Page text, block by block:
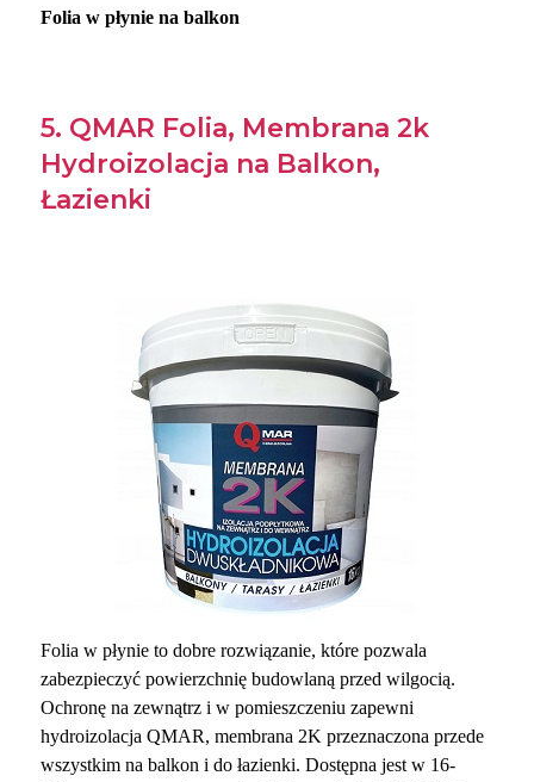
Folia w płynie na balkon
5. QMAR Folia, Membrana 2k
Hydroizolacja na Balkon,
Łazienki
Folia w płynie to dobre rozwiązanie, które pozwala
zabezpieczyć powierzchnię budowlaną przed wilgocią.
Ochronę na zewnątrz i w pomieszczeniu zapewni
hydroizolacja QMAR, membrana 2K przeznaczona przede
wszystkim na balkon i do łazienki. Dostępna jest w 16-